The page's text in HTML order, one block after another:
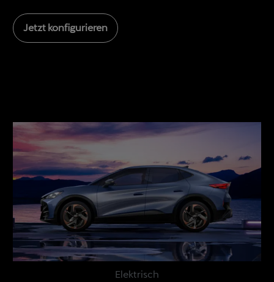
Jetzt konfigurieren
Elektrisch